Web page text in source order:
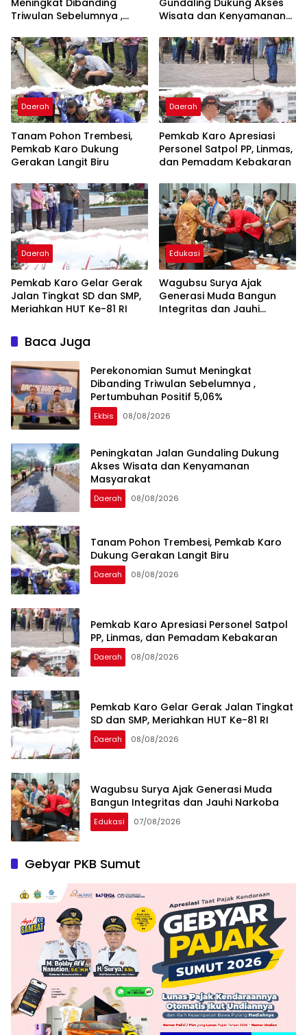
Triwulan Sebelumnya ,
Wisata dan Kenyamanan
Daerah
Tanam Pohon Trembesi,
Pemkab Karo Dukung
Gerakan Langit Biru
Daerah
Pemkab Karo Apresiasi
Personel Satpol PP, Linmas,
dan Pemadam Kebakaran
Daerah
Pemkab Karo Gelar Gerak
Jalan Tingkat SD dan SMP,
Meriahkan HUT Ke-81 RI
Edukasi
Wagubsu Surya Ajak
Generasi Muda Bangun
Integritas dan Jauhi
Baca Juga
Perekonomian Sumut Meningkat
Dibanding Triwulan Sebelumnya ,
Pertumbuhan Positif 5,06%
Ekbis 08/08/2026
Peningkatan Jalan Gundaling Dukung
Akses Wisata dan Kenyamanan
Masyarakat
Daerah 08/08/2026
Tanam Pohon Trembesi, Pemkab Karo
Dukung Gerakan Langit Biru
Daerah 08/08/2026
Pemkab Karo Apresiasi Personel Satpol
PP, Linmas, dan Pemadam Kebakaran
Daerah 08/08/2026
Pemkab Karo Gelar Gerak Jalan Tingkat
SD dan SMP, Meriahkan HUT Ke-81 RI
Daerah 08/08/2026
Wagubsu Surya Ajak Generasi Muda
Bangun Integritas dan Jauhi Narkoba
Edukasi 07/08/2026
Gebyar PKB Sumut